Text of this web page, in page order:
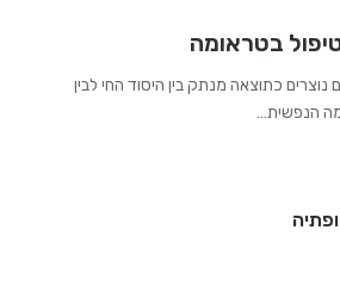
בטראומה
כתוצאה מנתק בין היסוד החי לבין
הנפשית…